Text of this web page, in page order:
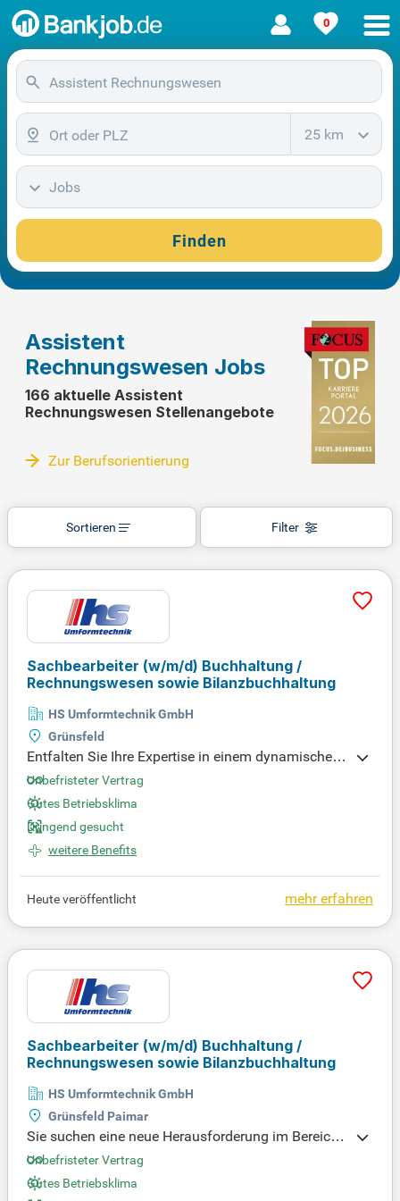
0
25 km
Jobs
Finden
Assistent
Rechnungswesen Jobs
166 aktuelle Assistent
Rechnungswesen Stellenangebote
Zur Berufsorientierung
Filter
Sortieren
Sachbearbeiter (w/m/d) Buchhaltung /
Rechnungswesen sowie Bilanzbuchhaltung
HS Umformtechnik GmbH
Grünsfeld
Entfalten Sie Ihre Expertise in einem dynamischen
Umfeld! Unterstützen Sie uns in den Bereichen Fina
nzen, Steuern und Recht. Werden Sie Teil eines eng
agierten Teams und gestalten Sie aktiv die Zukunft
unseres Unternehmens mit!
Unbefristeter Vertrag
Gutes Betriebsklima
Dringend gesucht
weitere Benefits
mehr erfahren
Heute veröffentlicht
Sachbearbeiter (w/m/d) Buchhaltung /
Rechnungswesen sowie Bilanzbuchhaltung
HS Umformtechnik GmbH
Grünsfeld Paimar
Sie suchen eine neue Herausforderung im Bereich
Buchhaltung oder Rechnungswesen? Unser mittels
tändisches Industrieunternehmen stellt ab sofort ei
nen Sachbearbeiter (w/m/d) ein. Ob in Vollzeit ode
Unbefristeter Vertrag
Gutes Betriebsklima